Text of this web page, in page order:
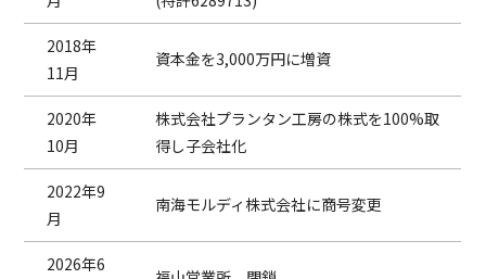
2018年
11月
資本金を3,000万円に増資
2020年
10月
株式会社プランタン工房の株式を100%取
得し子会社化
2022年9
月
南海モルディ株式会社に商号変更
2026年6